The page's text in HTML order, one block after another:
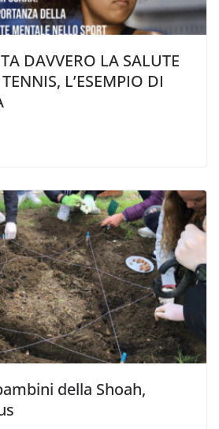
DAVVERO LA SALUTE
L’ESEMPIO DI
della Shoah,